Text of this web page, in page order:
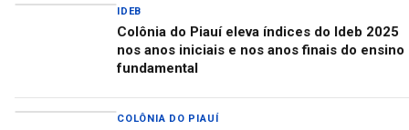
IDEB
Colônia do Piauí eleva índices do Ideb 2025
nos anos iniciais e nos anos finais do ensino
fundamental
COLÔNIA DO PIAUÍ